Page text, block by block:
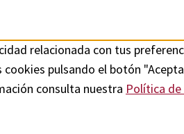
relacionada con tus
pulsando el botón
consulta nuestra Política de